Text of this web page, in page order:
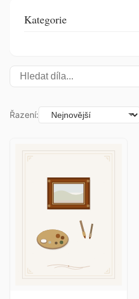
Kategorie
Řazení: